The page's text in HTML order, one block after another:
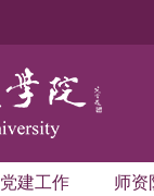
党建工作 师资